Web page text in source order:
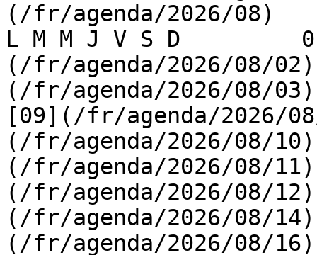
(/fr/agenda/2026/08)
L M M J V S D
(/fr/agenda/2026/08/
(/fr/agenda/2026/08/
[09](/fr/agenda/2026/
(/fr/agenda/2026/08/
(/fr/agenda/2026/08/
(/fr/agenda/2026/08/
(/fr/agenda/2026/08/
(/fr/agenda/2026/08/